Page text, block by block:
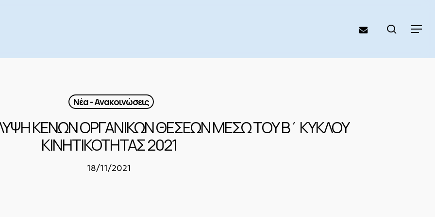
Menu
email search
Νέα - Ανακοινώσεις
ΚΕΝΩΝ ΟΡΓΑΝΙΚΩΝ ΘΕΣΕΩΝ ΜΕΣΩ ΤΟΥ Β΄ ΚΥΚΛΟΥ
ΚΙΝΗΤΙΚΟΤΗΤΑΣ 2021
18/11/2021